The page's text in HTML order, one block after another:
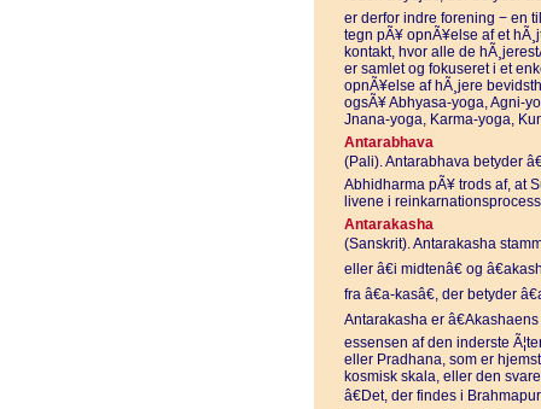
er derfor indre forening − en
tegn pÃ¥ opnÃ¥else af et
kontakt, hvor alle de
er samlet og fokuseret i et
opnÃ¥else af hÃ¸jere
ogsÃ¥ Abhyasa-yoga, Agni-
Jnana-yoga, Karma-yoga,
Antarabhava
(Pali). Antarabhava betyder
Abhidharma pÃ¥ trods af, at
livene i
Antarakasha
(Sanskrit). Antarakasha
eller â€i midtenâ€ og
fra â€a-kasâ€, der betyder
Antarakasha er
essensen af den inderste
eller Pradhana, som er
kosmisk skala, eller den
â€Det, der findes i